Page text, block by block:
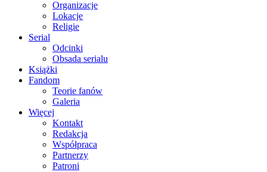
Organizacje
Lokacje
Religie
Serial
Odcinki
Obsada serialu
Książki
Fandom
Teorie fanów
Galeria
Więcej
Kontakt
Redakcja
Współpraca
Partnerzy
Patroni